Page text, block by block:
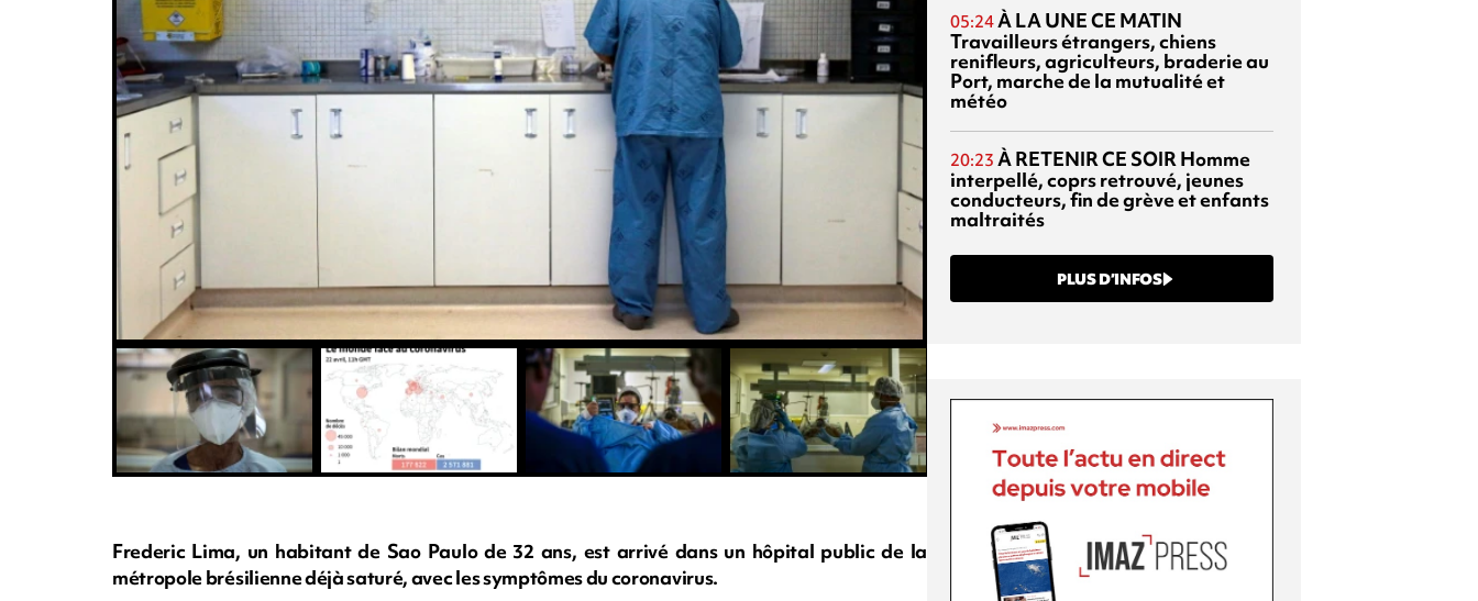
Frederic Lima, un habitant de Sao Paulo de 32 ans, est arrivé dans un hôpital public de la
métropole brésilienne déjà saturé, avec les symptômes du coronavirus.
05:24À LA UNE CE MATIN
Travailleurs étrangers, chiens
renifleurs, agriculteurs, braderie au
Port, marche de la mutualité et
météo
20:23 À RETENIR CE SOIR Homme
interpellé, coprs retrouvé, jeunes
conducteurs, fin de grève et enfants
maltraités
PLUS D’INFOS